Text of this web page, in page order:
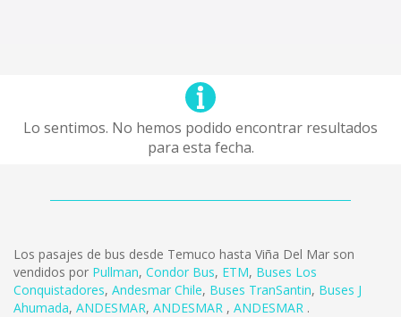
Lo sentimos. No hemos podido encontrar resultados
para esta fecha.
Los pasajes de bus desde Temuco hasta Viña Del Mar son
vendidos por Pullman, Condor Bus, ETM, Buses Los
Conquistadores, Andesmar Chile, Buses TranSantin, Buses J
Ahumada, ANDESMAR, ANDESMAR , ANDESMAR .